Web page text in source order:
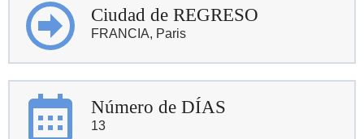
Ciudad de REGRESO
FRANCIA, Paris
Número de DÍAS
13